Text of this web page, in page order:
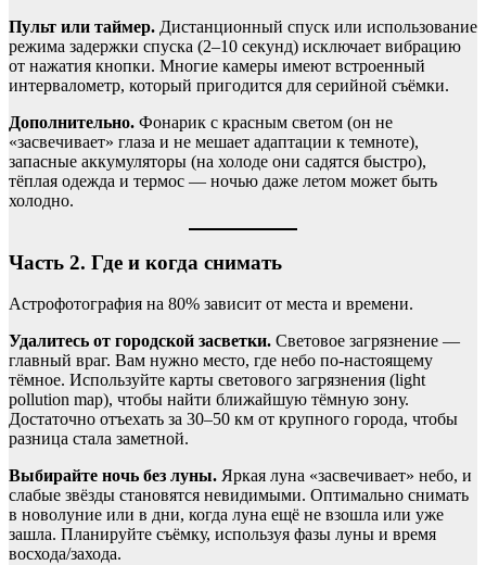
Пульт или таймер. Дистанционный спуск или использование
режима задержки спуска (2–10 секунд) исключает вибрацию
от нажатия кнопки. Многие камеры имеют встроенный
интервалометр, который пригодится для серийной съёмки.
Дополнительно. Фонарик с красным светом (он не
«засвечивает» глаза и не мешает адаптации к темноте),
запасные аккумуляторы (на холоде они садятся быстро),
тёплая одежда и термос — ночью даже летом может быть
холодно.
Часть 2. Где и когда снимать
Астрофотография на 80% зависит от места и времени.
Удалитесь от городской засветки. Световое загрязнение —
главный враг. Вам нужно место, где небо по-настоящему
тёмное. Используйте карты светового загрязнения (light
pollution map), чтобы найти ближайшую тёмную зону.
Достаточно отъехать за 30–50 км от крупного города, чтобы
разница стала заметной.
Выбирайте ночь без луны. Яркая луна «засвечивает» небо, и
слабые звёзды становятся невидимыми. Оптимально снимать
в новолуние или в дни, когда луна ещё не взошла или уже
зашла. Планируйте съёмку, используя фазы луны и время
восхода/захода.